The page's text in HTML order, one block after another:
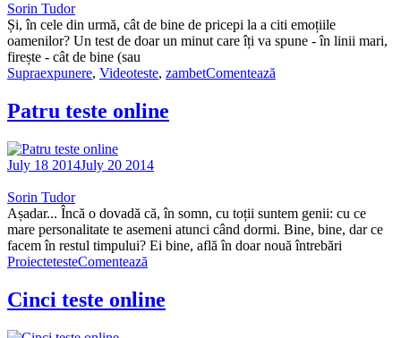
Sorin Tudor
Și, în cele din urmă, cât de bine de pricepi la a citi emoțiile
oamenilor? Un test de doar un minut care îți va spune - în linii mari,
firește - cât de bine (sau
Supraexpunere, Videoteste, zambetComentează
Patru teste online
July 18 2014July 20 2014
Sorin Tudor
Așadar... Încă o dovadă că, în somn, cu toții suntem genii: cu ce
mare personalitate te asemeni atunci când dormi. Bine, bine, dar ce
facem în restul timpului? Ei bine, află în doar nouă întrebări
ProiectetesteComentează
Cinci teste online